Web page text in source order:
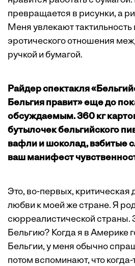
превращается в рисунки, а
Меня увлекают
эротического отношения
ручкой и бумагой.
Райдер спектакля
Бельгия правит» еще до
обсуждаемым. 360 кг
бутылочек бельгийского
вафли и шоколад, взбитые
ваш манифест
Это, во-первых, критическая
любви к моей же стране. Я
сюрреалистической страны.
Бельгию? Когда я в Америке
Бельгии, у меня обычно
потом вспоминают, что